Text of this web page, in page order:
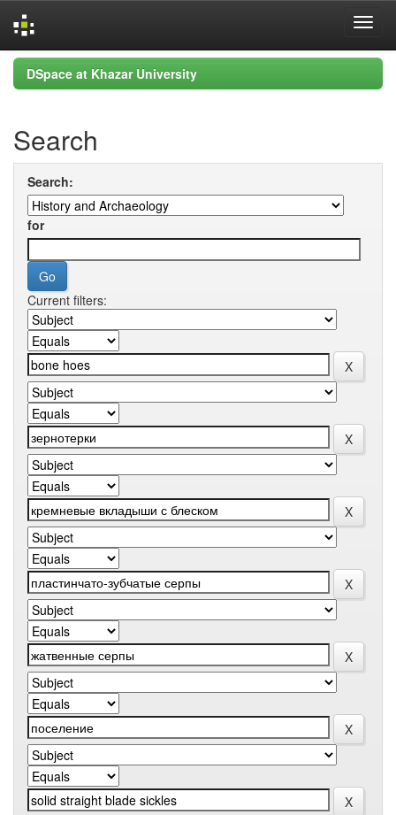
Skip
navigation
DSpace at Khazar University
Search
Search:
for
Current filters: